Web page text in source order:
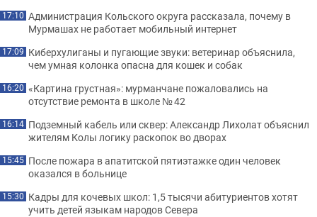
17:10 Администрация Кольского округа рассказала, почему в
Мурмашах не работает мобильный интернет
17:09 Киберхулиганы и пугающие звуки: ветеринар объяснила,
чем умная колонка опасна для кошек и собак
16:20 «Картина грустная»: мурманчане пожаловались на
отсутствие ремонта в школе № 42
16:14 Подземный кабель или сквер: Александр Лихолат объяснил
жителям Колы логику раскопок во дворах
15:45 После пожара в апатитской пятиэтажке один человек
оказался в больнице
15:30 Кадры для кочевых школ: 1,5 тысячи абитуриентов хотят
учить детей языкам народов Севера